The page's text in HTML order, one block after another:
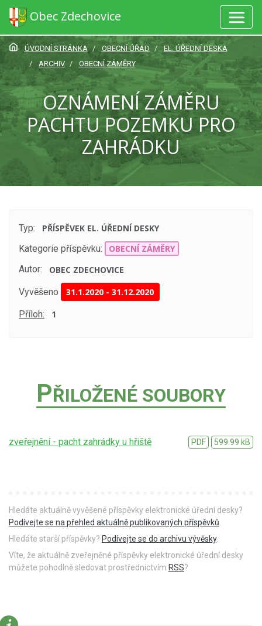
Obec Zdechovice
ÚVODNÍ STRÁNKA OBECNÍ ÚŘAD
EL. ÚŘEDNÍ DESKA
ARCHIV
OBECNÍ ZÁMĚRY
OZNÁMENÍ ZÁMĚRU
PACHTU POZEMKU PRO
ZAHRÁDKU
Typ:
PŘÍSPĚVEK EL. ÚŘEDNÍ DESKY
Kategorie příspěvku:
OBECNÍ ZÁMĚRY
Autor:
OBEC ZDECHOVICE
Vyvěšeno 31.1.2020 -31.12.2020
Příloh: 1
PŘILOŽENÉ SOUBORY
zveřejnění - pacht zahrádky u hřiště PDF 599.99 kB
Hledáte aktuálně vyvěšené příspěvky elektronické úřední desky?
Podívejte se na přehled aktuálně publikovaných příspěvků
Hledáte starší příspěvky? Podívejte se do archivu vývěsky.
Víte, že aktuálně zveřejněné příspěvky elektronické úřední desky
můžete pohodlně sledovat prostřednictvím RSS?